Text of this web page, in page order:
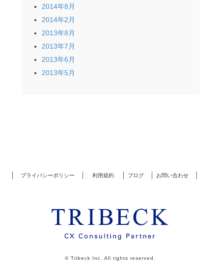
2014年8月
2014年2月
2013年8月
2013年7月
2013年6月
2013年5月
プライバシーポリシー 利用規約 ブログ お問い合わせ
© Tribeck Inc. All rights reserved.